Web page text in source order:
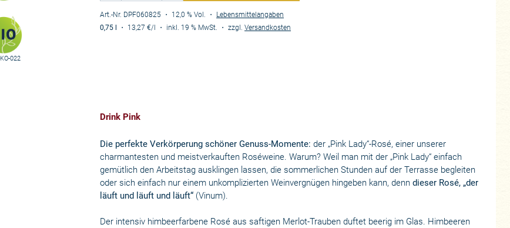
022
Art.-Nr. DPF060825 ・ 12,0 % Vol. ・ Lebensmittelangaben
0,75 l ・ 13,27 €/l ・ inkl. 19 % MwSt. ・zzgl.Versandkosten
Drink Pink
Die perfekte Verkörperung schöner Genuss-Momente: der „Pink Lady“-Rosé, einer unserer
charmantesten und meistverkauften Roséweine. Warum? Weil man mit der „Pink Lady“ einfach
gemütlich den Arbeitstag ausklingen lassen, die sommerlichen Stunden auf der Terrasse begleiten
oder sich einfach nur einem unkomplizierten Weinvergnügen hingeben kann, denndieser Rosé, „der
läuft und läuft und läuft“ (Vinum).
Der intensiv himbeerfarbene Rosé aus saftigen Merlot-Trauben duftet beerig im Glas. Himbeeren